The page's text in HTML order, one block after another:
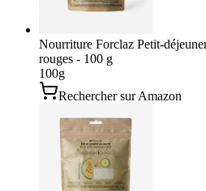
Nourriture Forclaz Petit-
rouges - 100 g
100g
Rechercher sur Amazon